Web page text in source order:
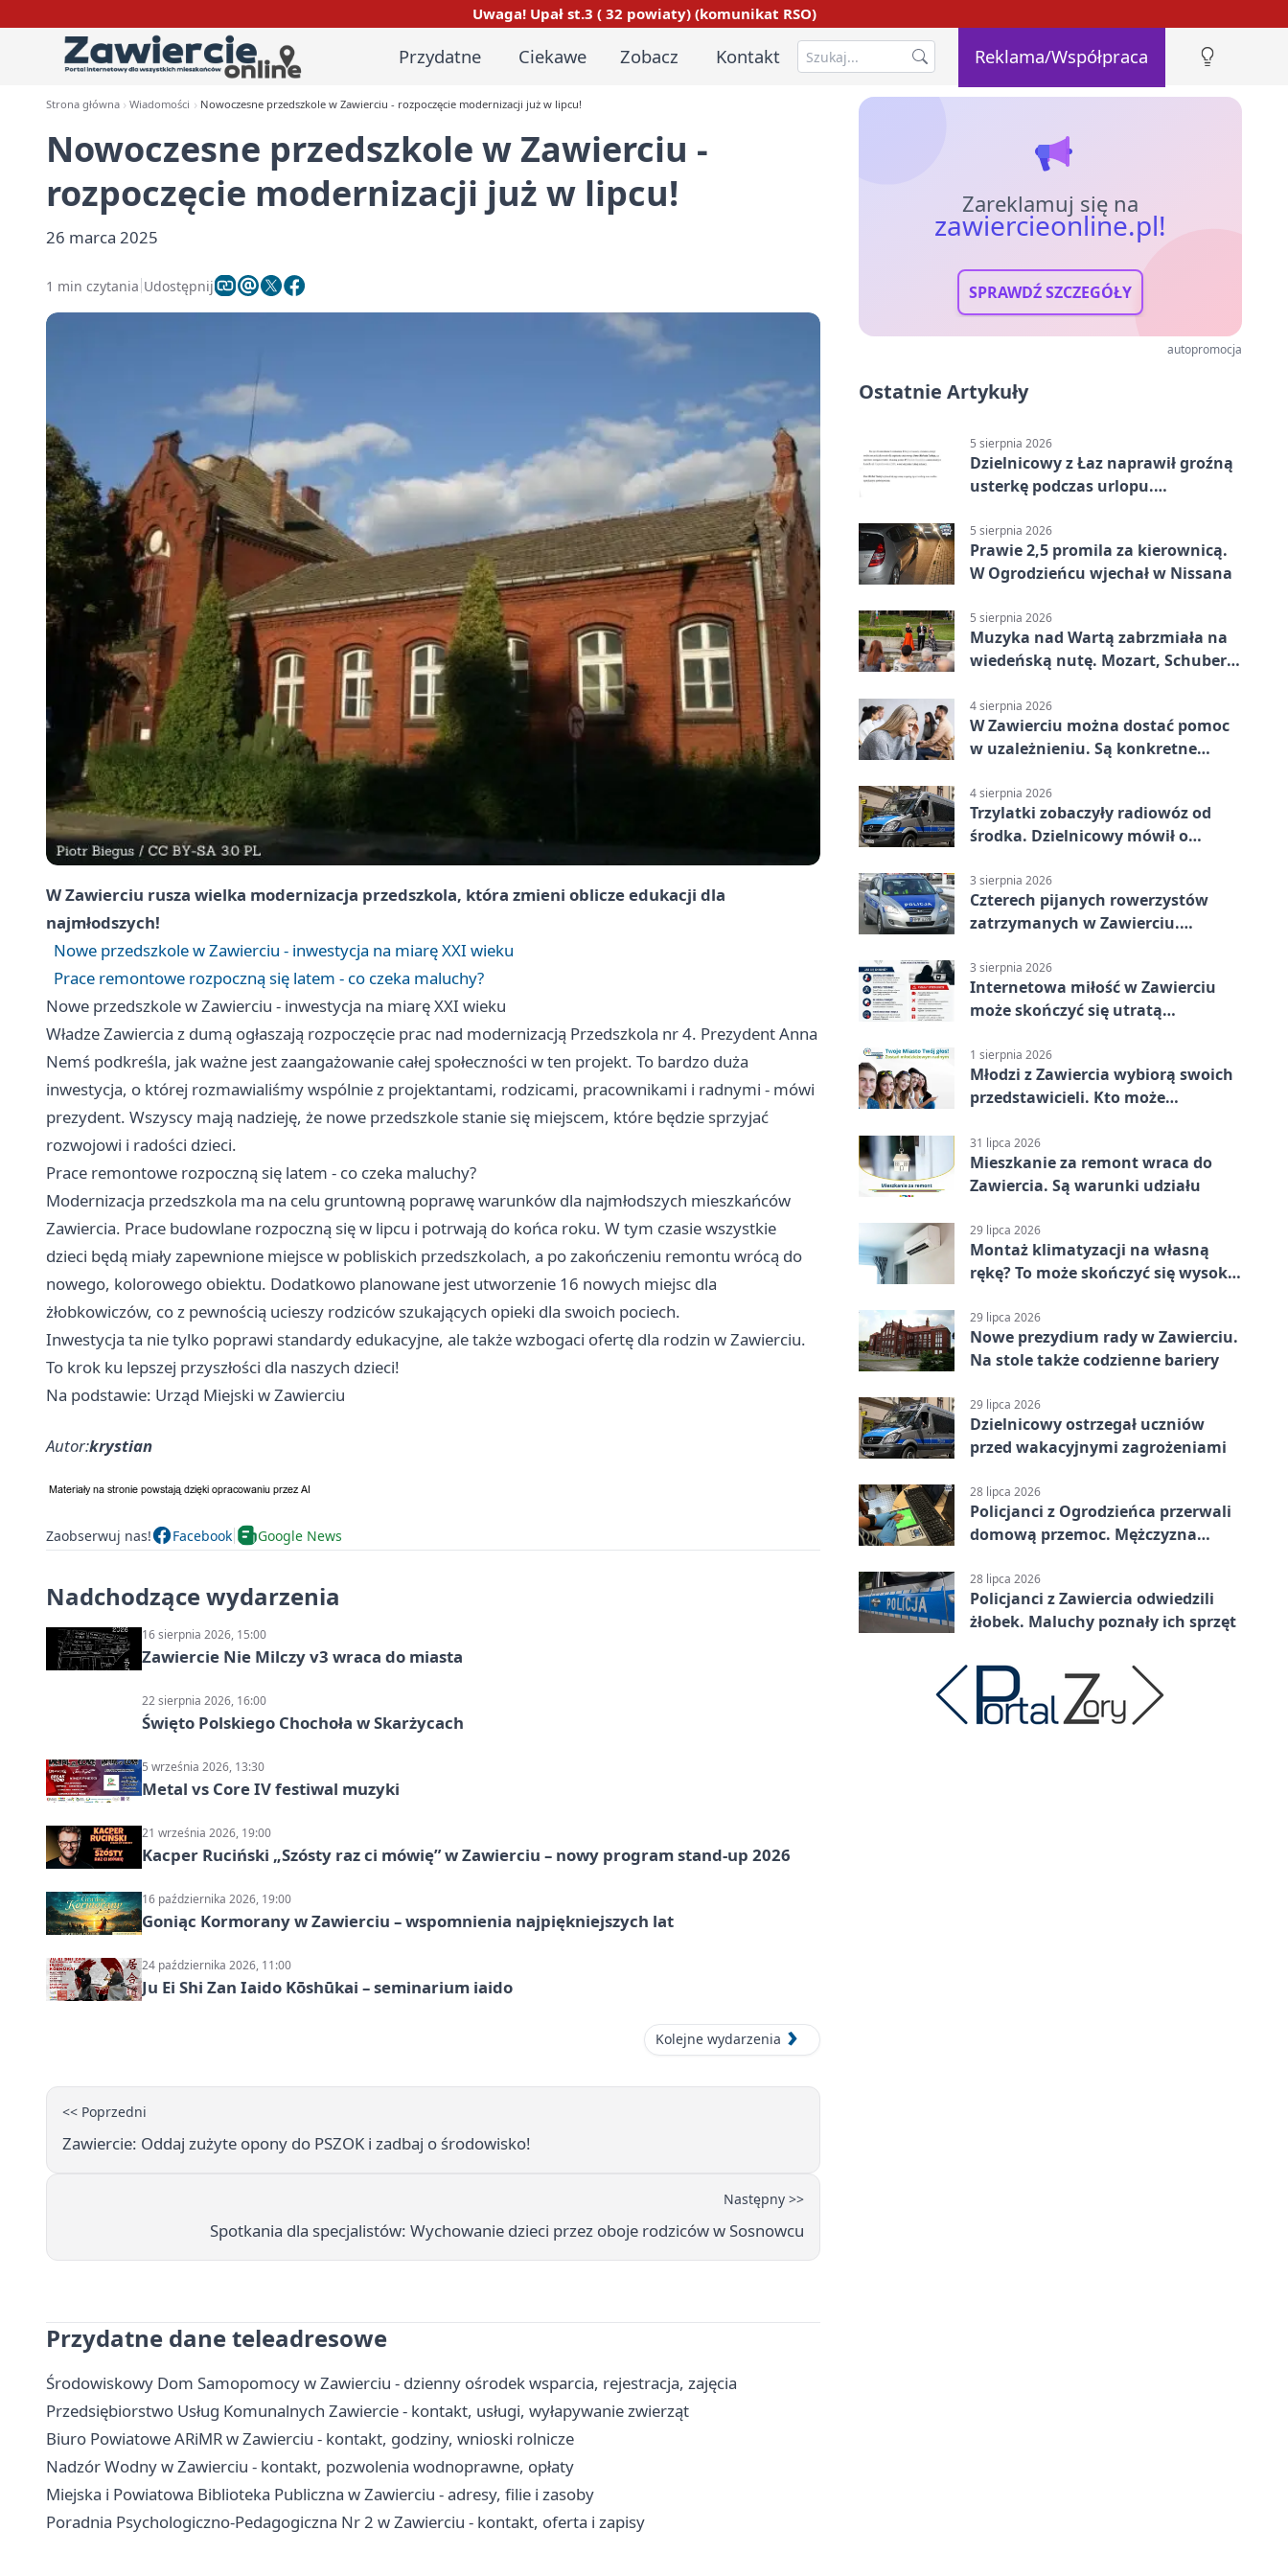
Uwaga! Upał st.3 ( 32 powiaty) (komunikat RSO)
Przydatne Ciekawe Zobacz Kontakt Reklama/Współpraca
Strona główna Wiadomości Nowoczesne przedszkole w Zawierciu - rozpoczęcie modernizacji już w lipcu!
Nowoczesne przedszkole w Zawierciu -
rozpoczęcie modernizacji już w lipcu!
26 marca 2025
1 min czytania Udostępnij
W Zawierciu rusza wielka modernizacja przedszkola, która zmieni oblicze edukacji dla
najmłodszych!
Nowe przedszkole w Zawierciu - inwestycja na miarę XXI wieku
Prace remontowe rozpoczną się latem - co czeka maluchy?
Nowe przedszkole w Zawierciu - inwestycja na miarę XXI wieku
Władze Zawiercia z dumą ogłaszają rozpoczęcie prac nad modernizacją Przedszkola nr 4. Prezydent Anna
Nemś podkreśla, jak ważne jest zaangażowanie całej społeczności w ten projekt. To bardzo duża
inwestycja, o której rozmawialiśmy wspólnie z projektantami, rodzicami, pracownikami i radnymi - mówi
prezydent. Wszyscy mają nadzieję, że nowe przedszkole stanie się miejscem, które będzie sprzyjać
rozwojowi i radości dzieci.
Prace remontowe rozpoczną się latem - co czeka maluchy?
Modernizacja przedszkola ma na celu gruntowną poprawę warunków dla najmłodszych mieszkańców
Zawiercia. Prace budowlane rozpoczną się w lipcu i potrwają do końca roku. W tym czasie wszystkie
dzieci będą miały zapewnione miejsce w pobliskich przedszkolach, a po zakończeniu remontu wrócą do
nowego, kolorowego obiektu. Dodatkowo planowane jest utworzenie 16 nowych miejsc dla
żłobkowiczów, co z pewnością ucieszy rodziców szukających opieki dla swoich pociech.
Inwestycja ta nie tylko poprawi standardy edukacyjne, ale także wzbogaci ofertę dla rodzin w Zawierciu.
To krok ku lepszej przyszłości dla naszych dzieci!
Na podstawie: Urząd Miejski w Zawierciu
Autor:krystian
Zaobserwuj nas! Facebook Google News
Nadchodzące wydarzenia
16 sierpnia 2026, 15:00
Zawiercie Nie Milczy v3 wraca do miasta
22 sierpnia 2026, 16:00
Święto Polskiego Chochoła w Skarżycach
5 września 2026, 13:30
Metal vs Core IV festiwal muzyki
21 września 2026, 19:00
Kacper Ruciński „Szósty raz ci mówię” w Zawierciu – nowy program stand-up 2026
16 października 2026, 19:00
Goniąc Kormorany w Zawierciu – wspomnienia najpiękniejszych lat
24 października 2026, 11:00
Ju Ei Shi Zan Iaido Kōshūkai – seminarium iaido
Kolejne wydarzenia
<< Poprzedni
Zawiercie: Oddaj zużyte opony do PSZOK i zadbaj o środowisko!
Następny >>
Spotkania dla specjalistów: Wychowanie dzieci przez oboje rodziców w Sosnowcu
Przydatne dane teleadresowe
Środowiskowy Dom Samopomocy w Zawierciu - dzienny ośrodek wsparcia, rejestracja, zajęcia
Przedsiębiorstwo Usług Komunalnych Zawiercie - kontakt, usługi, wyłapywanie zwierząt
Biuro Powiatowe ARiMR w Zawierciu - kontakt, godziny, wnioski rolnicze
Nadzór Wodny w Zawierciu - kontakt, pozwolenia wodnoprawne, opłaty
Miejska i Powiatowa Biblioteka Publiczna w Zawierciu - adresy, filie i zasoby
Poradnia Psychologiczno-Pedagogiczna Nr 2 w Zawierciu - kontakt, oferta i zapisy
Zareklamuj się na
zawiercieonline.pl!
SPRAWDŹ SZCZEGÓŁY
autopromocja
Ostatnie Artykuły
5 sierpnia 2026
Dzielnicowy z Łaz naprawił groźną
usterkę podczas urlopu.
5 sierpnia 2026
Prawie 2,5 promila za kierownicą.
W Ogrodzieńcu wjechał w Nissana
5 sierpnia 2026
Muzyka nad Wartą zabrzmiała na
wiedeńską nutę. Mozart, Schubert i
4 sierpnia 2026
W Zawierciu można dostać pomoc
w uzależnieniu. Są konkretne
4 sierpnia 2026
Trzylatki zobaczyły radiowóz od
środka. Dzielnicowy mówił o
3 sierpnia 2026
Czterech pijanych rowerzystów
zatrzymanych w Zawierciu.
promila
3 sierpnia 2026
Internetowa miłość w Zawierciu
może skończyć się utratą
1 sierpnia 2026
Młodzi z Zawiercia wybiorą swoich
przedstawicieli. Kto może
31 lipca 2026
Mieszkanie za remont wraca do
Zawiercia. Są warunki udziału
29 lipca 2026
Montaż klimatyzacji na własną
rękę? To może skończyć się wysoką
29 lipca 2026
Nowe prezydium rady w Zawierciu.
Na stole także codzienne bariery
29 lipca 2026
Dzielnicowy ostrzegał uczniów
przed wakacyjnymi zagrożeniami
28 lipca 2026
Policjanci z Ogrodzieńca przerwali
domową przemoc. Mężczyzna
28 lipca 2026
Policjanci z Zawiercia odwiedzili
żłobek. Maluchy poznały ich sprzęt